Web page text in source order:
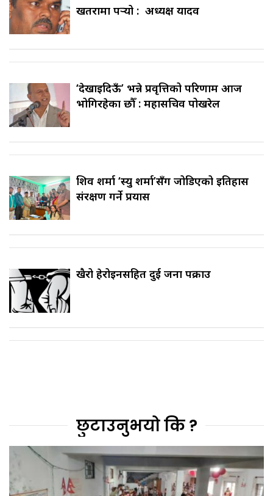
खतरामा पर्‍यो : अध्यक्ष यादव
‘देखाइदिऊँ’ भन्ने प्रवृत्तिको परिणाम आज
भोगिरहेका छौँ : महासचिव पोखरेल
शिव शर्मा ‘स्यु शर्मा’सँग जोडिएको इतिहास
संरक्षण गर्ने प्रयास
खैरो हेरोइनसहित दुई जना पक्राउ
छुटाउनुभयो कि ?